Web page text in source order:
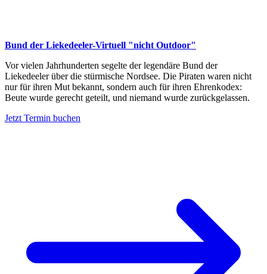
Bund der Liekedeeler-Virtuell "nicht Outdoor"
Vor vielen Jahrhunderten segelte der legendäre Bund der
Liekedeeler über die stürmische Nordsee. Die Piraten waren nicht
nur für ihren Mut bekannt, sondern auch für ihren Ehrenkodex:
Beute wurde gerecht geteilt, und niemand wurde zurückgelassen.
Jetzt Termin buchen